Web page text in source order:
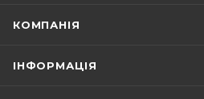
КОМПАНІЯ
ІНФОРМАЦІЯ